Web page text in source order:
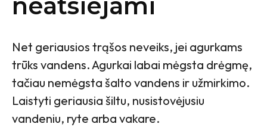
Net geriausios trąšos neveiks, jei agurkams
trūks vandens. Agurkai labai mėgsta drėgmę,
tačiau nemėgsta šalto vandens ir užmirkimo.
Laistyti geriausia šiltu, nusistovėjusiu
vandeniu, ryte arba vakare.